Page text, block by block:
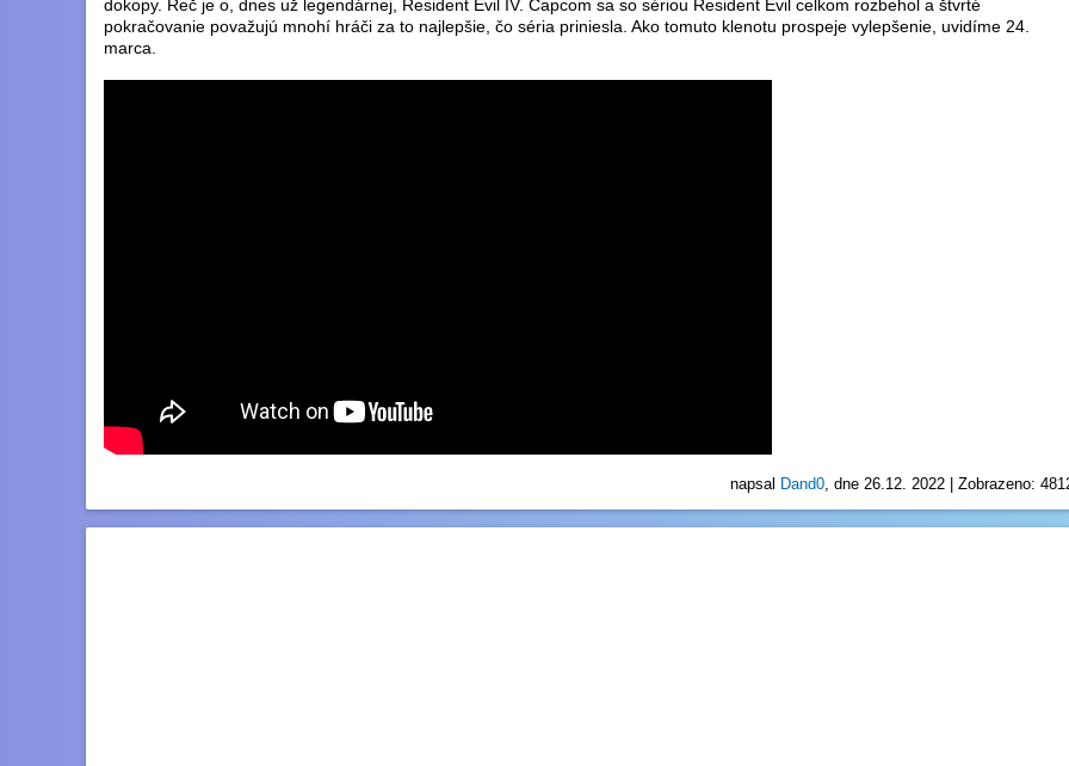
dokopy. Reč je o, dnes už legendárnej, Resident Evil IV. Capcom sa so sériou Resident Evil celkom rozbehol a štvrté
pokračovanie považujú mnohí hráči za to najlepšie, čo séria priniesla. Ako tomuto klenotu prospeje vylepšenie, uvidíme 24.
marca.
napsal Dand0, dne 26.12. 2022 | Zobrazeno: